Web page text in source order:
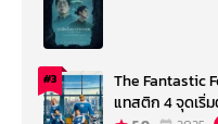
#3
The Fantastic
แทสติก 4 จุดเริ่